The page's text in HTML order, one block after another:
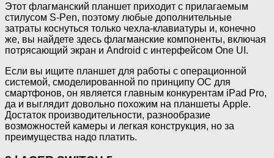
Этот флагманский планшет приходит с прилагаемым
стилусом S-Pen, поэтому любые дополнительные
затраты коснуться только чехла-клавиатуры и, конечно
же, вы найдете здесь флагманские компоненты, включая
потрясающий экран и Android с интерфейсом One UI.
Если вы ищите планшет для работы с операционной
системой, смоделированной по принципу ОС для
смартфонов, он является главным конкурентам iPad Pro,
да и выглядит довольно похожим на планшеты Apple.
Достаток производительности, разнообразие
возможностей камеры и легкая конструкция, но за
преимущества надо платить.